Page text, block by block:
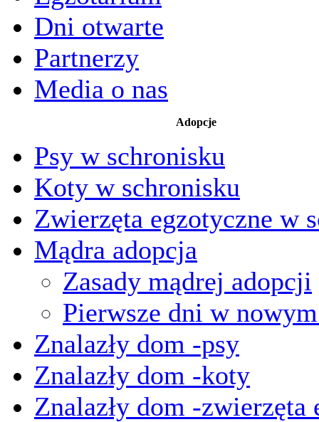
Dni otwarte
Partnerzy
Media o nas
Adopcje
Psy w schronisku
Koty w schronisku
Zwierzęta egzotyczne w
Mądra adopcja
Zasady mądrej adopcji
Pierwsze dni w
Znalazły dom -psy
Znalazły dom -koty
Znalazły dom -zwierzęta